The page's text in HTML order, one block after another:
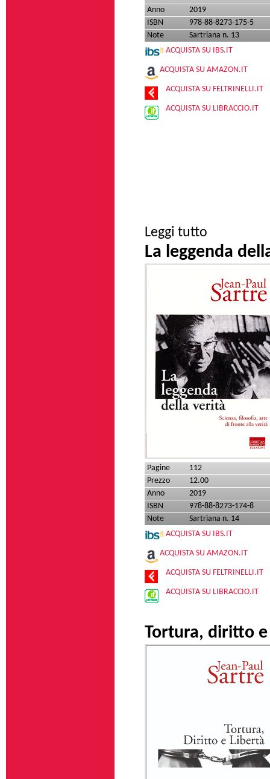
Anno
2019
ISBN
978-88-8273-175-5
Note
Sartriana n. 13
ACQUISTA SU IBS.IT
ACQUISTA SU AMAZON.IT
ACQUISTA SU FELTRINELLI.IT
ACQUISTA SU LIBRACCIO.IT
Leggi tutto
La leggenda
Pagine
112
Prezzo
12.00
Anno
2019
ISBN
978-88-8273-174-8
Note
Sartriana n. 14
ACQUISTA SU IBS.IT
ACQUISTA SU AMAZON.IT
ACQUISTA SU FELTRINELLI.IT
ACQUISTA SU LIBRACCIO.IT
Tortura, diritto